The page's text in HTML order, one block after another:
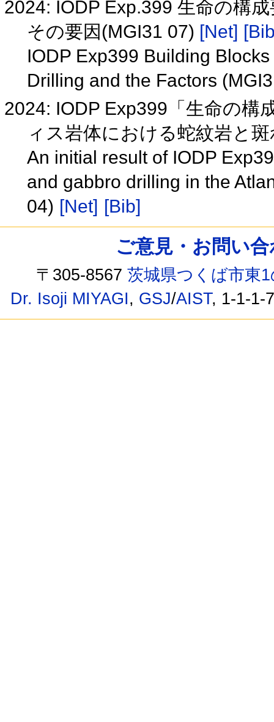
2024: IODP Exp.399 生命の構
その要因(MGI31 07) [Net]
IODP Exp399 Building
Drilling and the Factors
2024: IODP Exp399「生命の構
ィス岩体における蛇紋岩と
An initial result of IODP
and gabbro drilling in the
04) [Net] [Bib]
ご意見・お問い
〒305-8567茨城県つくば市東
Dr. Isoji MIYAGI, GSJ/AIST, 1-1-1-